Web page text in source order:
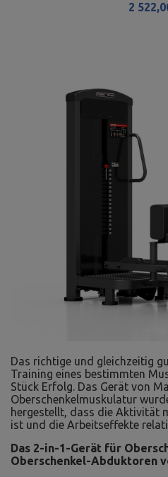
2
Das richtige und gleichzeitig
Training eines bestimmten
Stück Erfolg. Das Gerät von
Oberschenkelmuskulatur
hergestellt, dass die Aktivität
ist und die Arbeitseffekte
Das 2-in-1-Gerät für
Oberschenkel-Abduktoren